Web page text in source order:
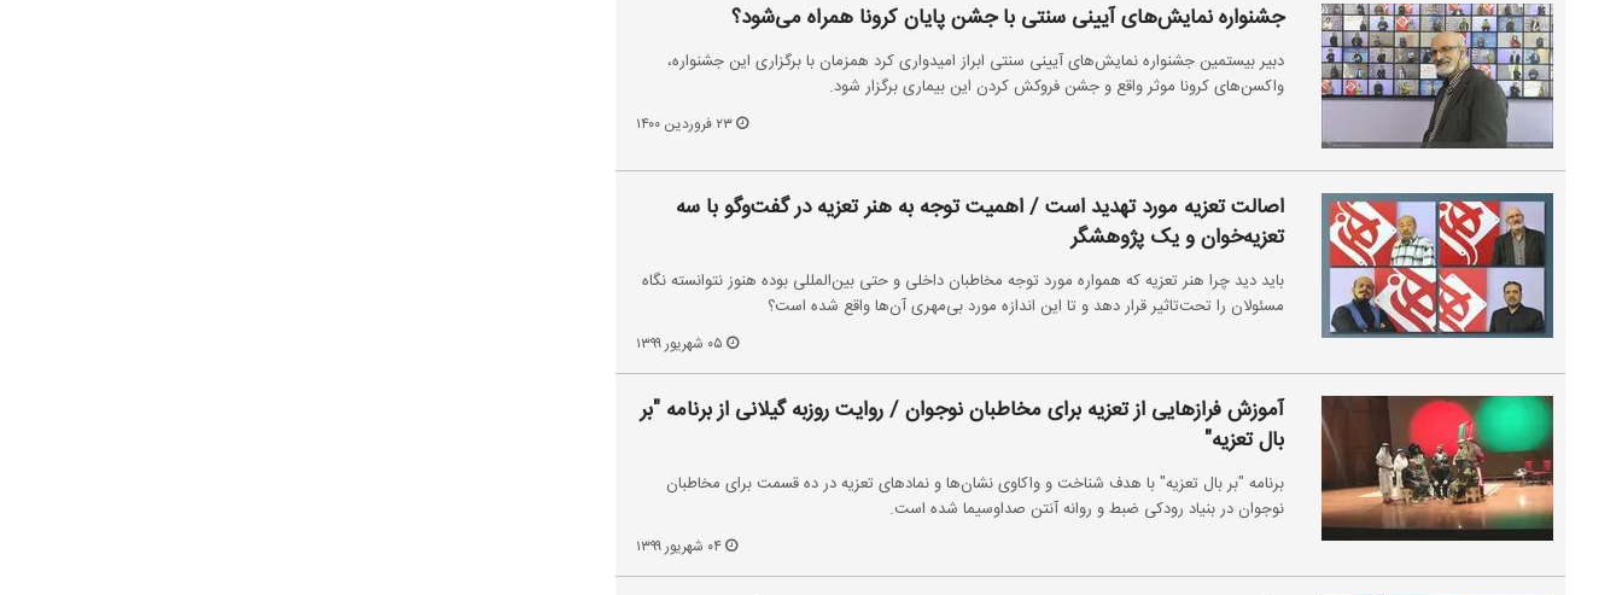
جشنواره نمایش‌های آیینی سنتی با جشن پایان کرونا همراه می‌شود؟
دبیر بیستمین جشنواره نمایش‌های آیینی سنتی ابراز امیدواری کرد همزمان با برگزاری این جشنواره،
واکسن‌های کرونا موثر واقع و جشن فروکش کردن این بیماری برگزار شود.
۲۳ فروردین ۱۴۰۰
اصالت تعزیه مورد تهدید است / اهمیت توجه به هنر تعزیه در گفت‌وگو با سه
تعزیه‌خوان و یک پژوهشگر
باید دید چرا هنر تعزیه که همواره مورد توجه مخاطبان داخلی و حتی بین‌المللی بوده هنوز نتوانسته نگاه
مسئولان را تحت‌تاثیر قرار دهد و تا این اندازه مورد بی‌مهری آن‌ها واقع شده است؟
آموزش فرازهایی از تعزیه برای مخاطبان نوجوان / روایت روزبه گیلانی از برنامه "بر
بال تعزیه"
برنامه "بر بال تعزیه" با هدف شناخت و واکاوی نشان‌ها و نمادهای تعزیه در ده قسمت برای مخاطبان
نوجوان در بنیاد رودکی ضبط و روانه آنتن صداوسیما شده است.
۰۴ شهریور ۱۳۹۹